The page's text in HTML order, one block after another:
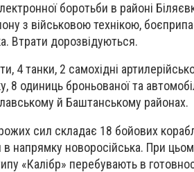
боротьби в районі
з військовою технікою,
Втрати дорозвідуються.
4 танки, 2 самохідні
одиниць броньованої та
й Баштанському районах.
сил складає 18 бойових
новоросійська. При
«Калібр» перебувають в